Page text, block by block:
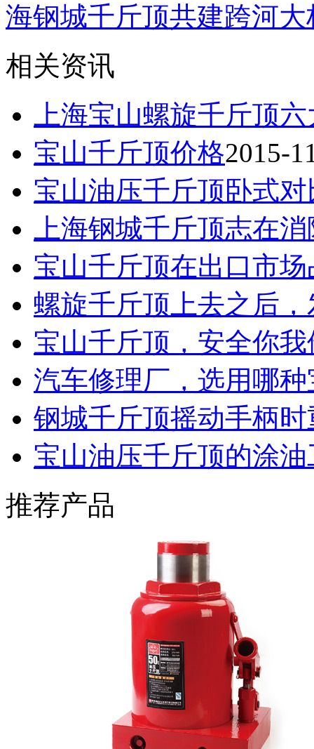
海钢城千斤顶共建跨河大
相关资讯
上海宝山螺旋千斤顶
宝山千斤顶价格2015-
宝山油压千斤顶卧式
上海钢城千斤顶志在
宝山千斤顶在出口市
螺旋千斤顶上去之后
宝山千斤顶，安全你我
汽车修理厂，选用哪
钢城千斤顶摇动手柄
宝山油压千斤顶的涂
推荐产品